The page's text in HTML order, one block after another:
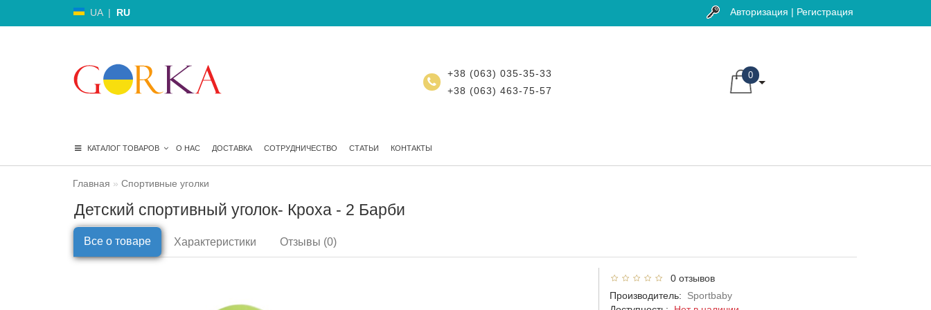
UA | RU Авторизация | Регистрация
+38 (063) 035-35-33
+38 (063) 463-75-57
0
КАТАЛОГ ТОВАРОВ О НАС ДОСТАВКА СОТРУДНИЧЕСТВО СТАТЬИ КОНТАКТЫ
Главная Спортивные уголки
Детский спортивный уголок- Кроха - 2 Барби
Все о товаре Характеристики Отзывы (0)
0 отзывов
Производитель:
Sportbaby